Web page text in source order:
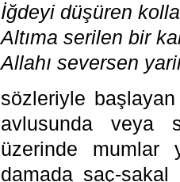
İğdeyi düşüren
Altıma serilen bir
Allahı seversen
sözleriyle
avlusunda veya
üzerinde mumlar
damada saç-sakal